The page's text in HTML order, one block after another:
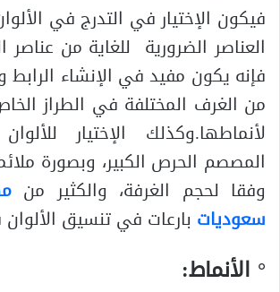
فيكون الإختيار في التدرج في
العناصر الضرورية للغاية من عناصر
فإنه يكون مفيد في الإنشاء الرابط
من الغرف المختلفة في الطراز
لأنماطها.وكذلك الإختيار
المصصم الحرص الكبير، وبصورة
وفقا لحجم الغرفة، والكثير من
سعوديات بارعات في تنسيق
° الأنماط: